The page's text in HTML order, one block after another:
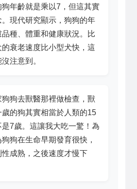
年齡就是乘以7，但這其實
現代研究顯示，狗狗的年
種、體重和健康狀況。比
衰老速度比小型犬快，這
注意到。
狗去獸醫那裡做檢查，獸
的狗其實相當於人類的15
7歲。這讓我大吃一驚！為
狗在生命早期發育很快，
成熟，之後速度才慢下